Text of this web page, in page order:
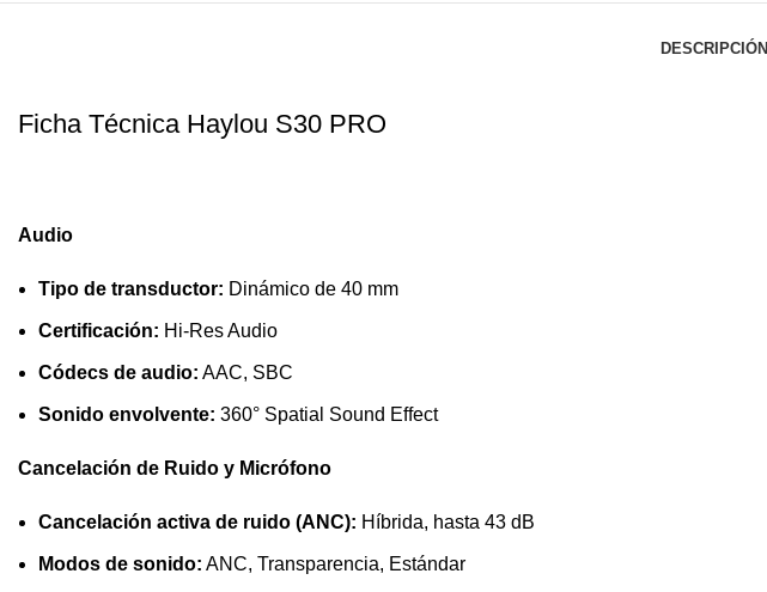
DESCRIPCIÓN
Ficha Técnica Haylou S30 PRO
Audio
Tipo de transductor: Dinámico de 40 mm
Certificación: Hi-Res Audio
Códecs de audio: AAC, SBC
Sonido envolvente: 360° Spatial Sound Effect
Cancelación de Ruido y Micrófono
Cancelación activa de ruido (ANC): Híbrida, hasta 43 dB
Modos de sonido: ANC, Transparencia, Estándar